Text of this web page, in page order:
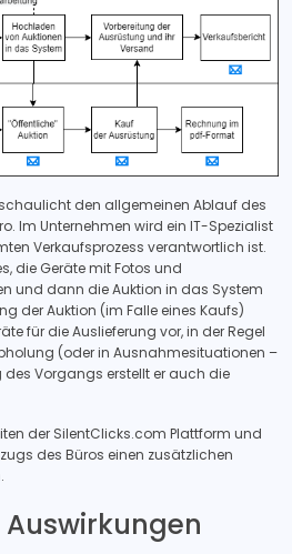
den allgemeinen Ablauf des
Im Unternehmen wird ein IT-Spezialist
Verkaufsprozess verantwortlich ist.
die Geräte mit Fotos und
und dann die Auktion in das System
der Auktion (im Falle eines Kaufs)
für die Auslieferung vor, in der Regel
(oder in Ausnahmesituationen –
Vorgangs erstellt er auch die
der SilentClicks.com Plattform und
des Büros einen zusätzlichen